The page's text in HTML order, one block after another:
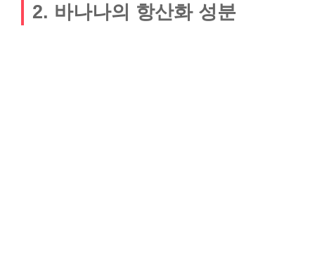
2. 바나나의 항산화 성분